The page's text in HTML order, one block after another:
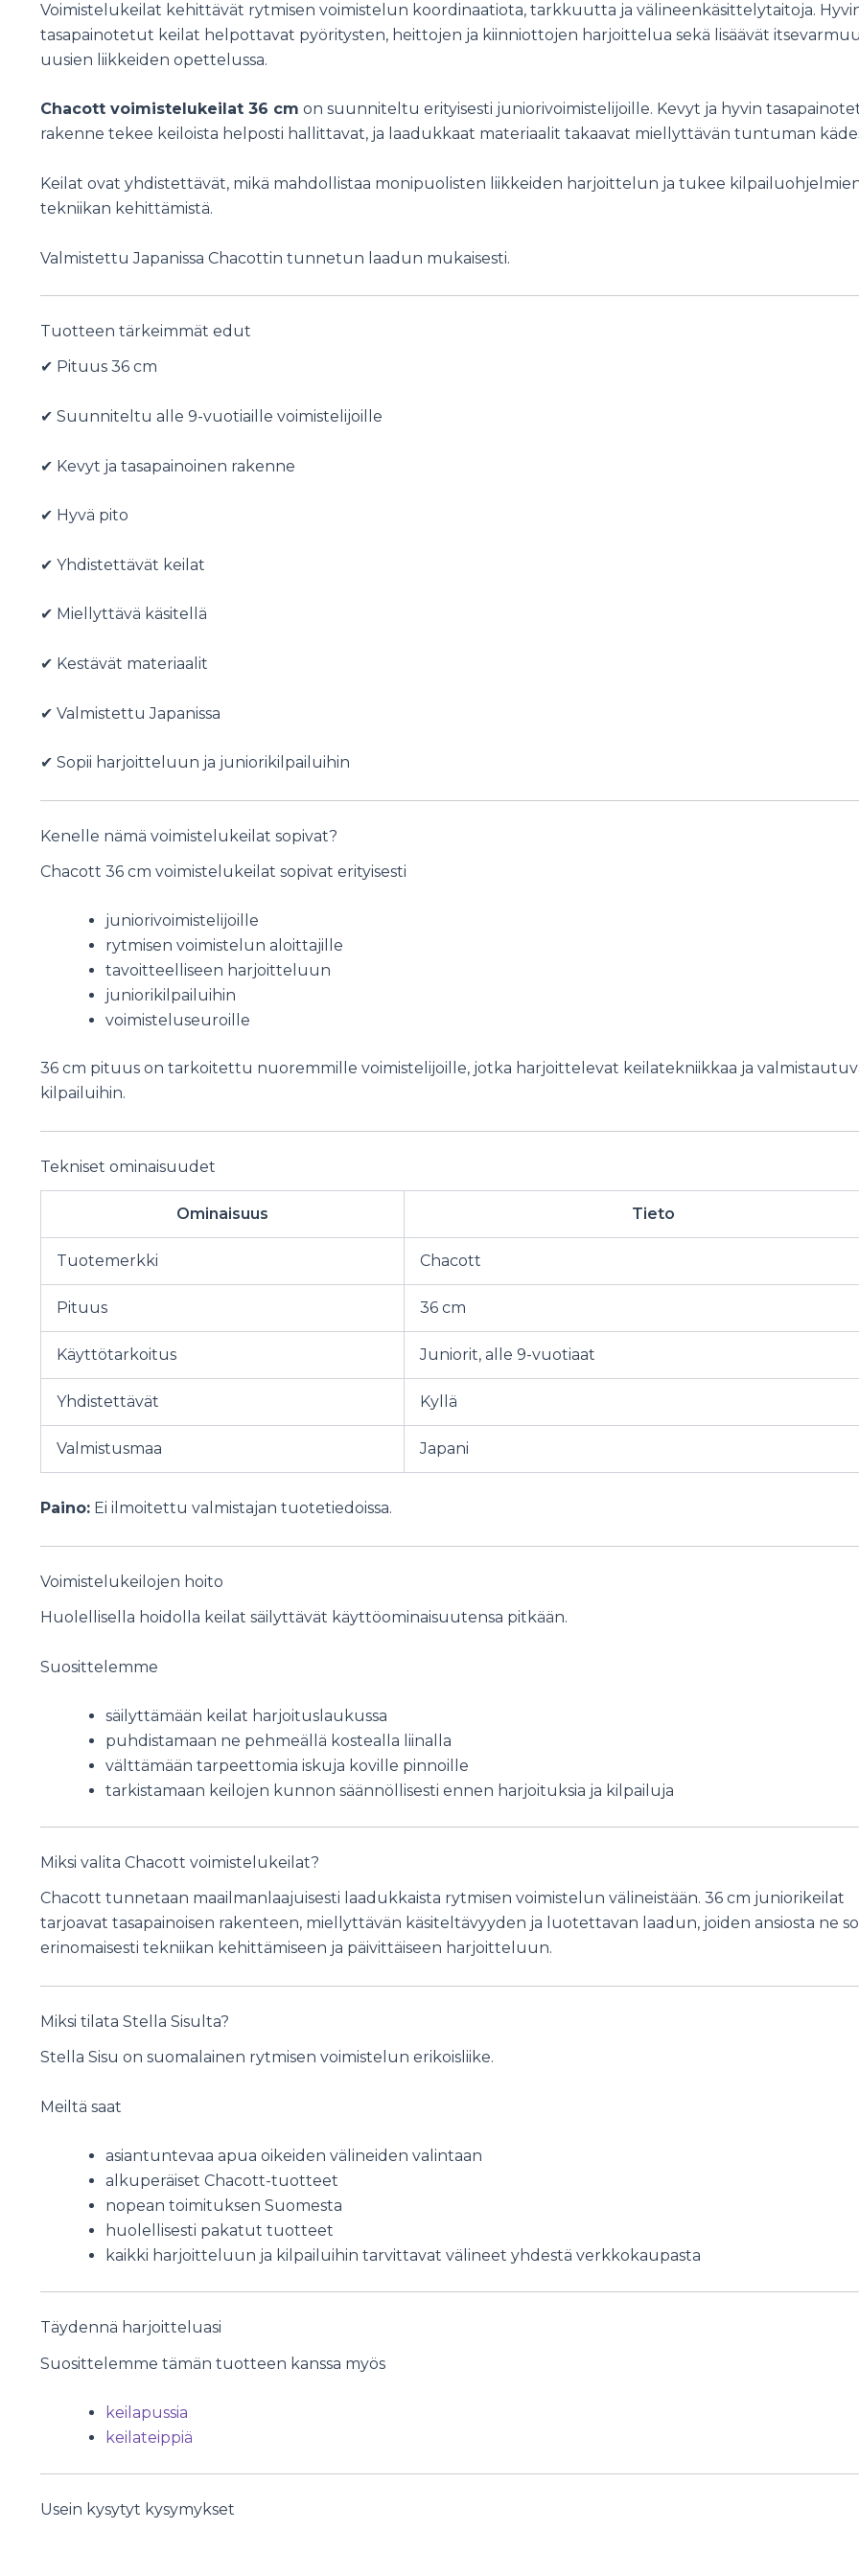
Voimistelukeilat kehittävät rytmisen voimistelun koordinaatiota, tarkkuutta ja välineenkäsittelytaitoja.
tasapainotetut keilat helpottavat pyöritysten, heittojen ja kiinniottojen harjoittelua sekä lisäävät
uusien liikkeiden opettelussa.
Chacott voimistelukeilat 36 cm on suunniteltu erityisesti juniorivoimistelijoille. Kevyt ja hyvin
rakenne tekee keiloista helposti hallittavat, ja laadukkaat materiaalit takaavat miellyttävän tuntuman
Keilat ovat yhdistettävät, mikä mahdollistaa monipuolisten liikkeiden harjoittelun ja tukee
tekniikan kehittämistä.
Valmistettu Japanissa Chacottin tunnetun laadun mukaisesti.
Tuotteen tärkeimmät edut
✔ Pituus 36 cm
✔ Suunniteltu alle 9-vuotiaille voimistelijoille
✔ Kevyt ja tasapainoinen rakenne
✔ Hyvä pito
✔ Yhdistettävät keilat
✔ Miellyttävä käsitellä
✔ Kestävät materiaalit
✔ Valmistettu Japanissa
✔ Sopii harjoitteluun ja juniorikilpailuihin
Kenelle nämä voimistelukeilat sopivat?
Chacott 36 cm voimistelukeilat sopivat erityisesti
juniorivoimistelijoille
rytmisen voimistelun aloittajille
tavoitteelliseen harjoitteluun
juniorikilpailuihin
voimisteluseuroille
36 cm pituus on tarkoitettu nuoremmille voimistelijoille, jotka harjoittelevat keilatekniikkaa ja
kilpailuihin.
Tekniset ominaisuudet
Ominaisuus Tieto
Tuotemerkki Chacott
Pituus 36 cm
Käyttötarkoitus Juniorit, alle 9-vuotiaat
Yhdistettävät Kyllä
Valmistusmaa Japani
Paino: Ei ilmoitettu valmistajan tuotetiedoissa.
Voimistelukeilojen hoito
Huolellisella hoidolla keilat säilyttävät käyttöominaisuutensa pitkään.
Suosittelemme
säilyttämään keilat harjoituslaukussa
puhdistamaan ne pehmeällä kostealla liinalla
välttämään tarpeettomia iskuja koville pinnoille
tarkistamaan keilojen kunnon säännöllisesti ennen harjoituksia ja kilpailuja
Miksi valita Chacott voimistelukeilat?
Chacott tunnetaan maailmanlaajuisesti laadukkaista rytmisen voimistelun välineistään. 36 cm juniorikeilat
tarjoavat tasapainoisen rakenteen, miellyttävän käsiteltävyyden ja luotettavan laadun, joiden ansiosta ne
erinomaisesti tekniikan kehittämiseen ja päivittäiseen harjoitteluun.
Miksi tilata Stella Sisulta?
Stella Sisu on suomalainen rytmisen voimistelun erikoisliike.
Meiltä saat
asiantuntevaa apua oikeiden välineiden valintaan
alkuperäiset Chacott-tuotteet
nopean toimituksen Suomesta
huolellisesti pakatut tuotteet
kaikki harjoitteluun ja kilpailuihin tarvittavat välineet yhdestä verkkokaupasta
Täydennä harjoitteluasi
Suosittelemme tämän tuotteen kanssa myös
keilapussia
keilateippiä
Usein kysytyt kysymykset